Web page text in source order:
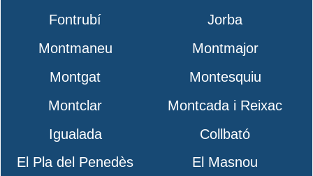
Fontrubí
Jorba
Montmaneu
Montmajor
Montgat
Montesquiu
Montclar
Montcada i Reixac
Igualada
Collbató
El Pla del Penedès
El Masnou